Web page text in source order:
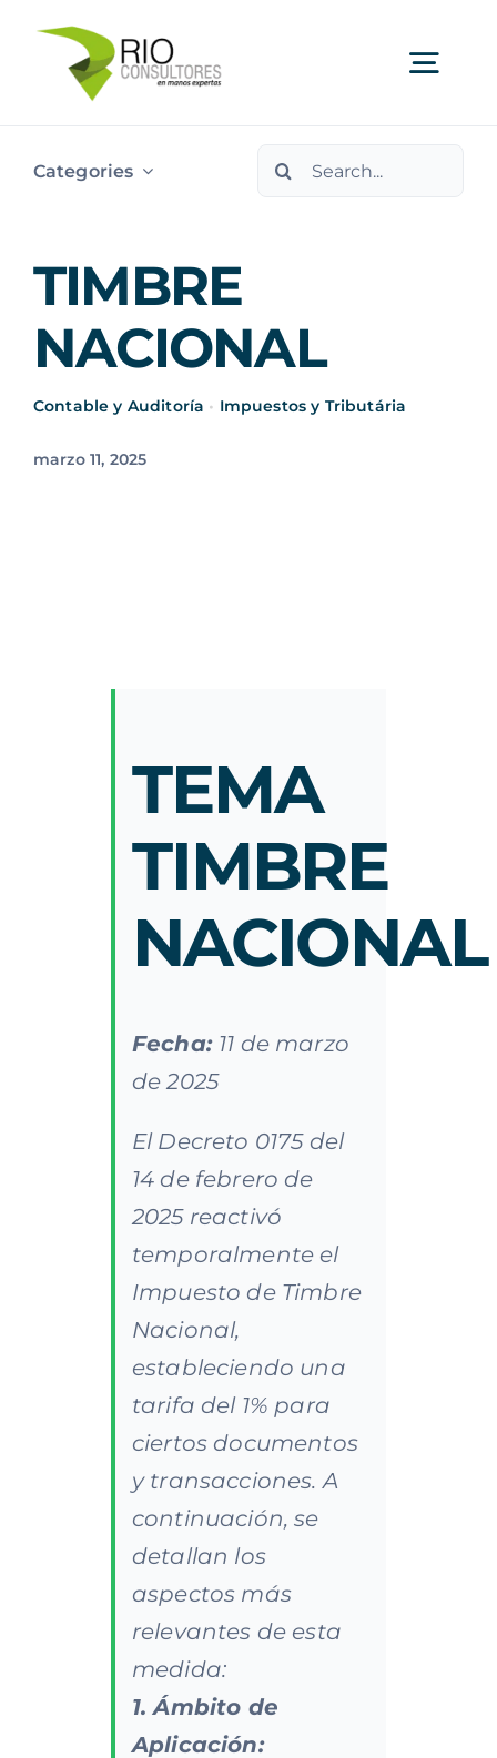
content
Categories
Search
TIMBRE
NACIONAL
Contable y Auditoría • Impuestos y Tributária
marzo 11, 2025
TEMA
TIMBRE
NACIONAL
Fecha: 11 de marzo
de 2025
El Decreto 0175 del
14 de febrero de
2025 reactivó
temporalmente el
Impuesto de Timbre
Nacional,
estableciendo una
tarifa del 1% para
ciertos documentos
y transacciones. A
continuación, se
detallan los
aspectos más
relevantes de esta
medida:
1. Ámbito de
Aplicación: